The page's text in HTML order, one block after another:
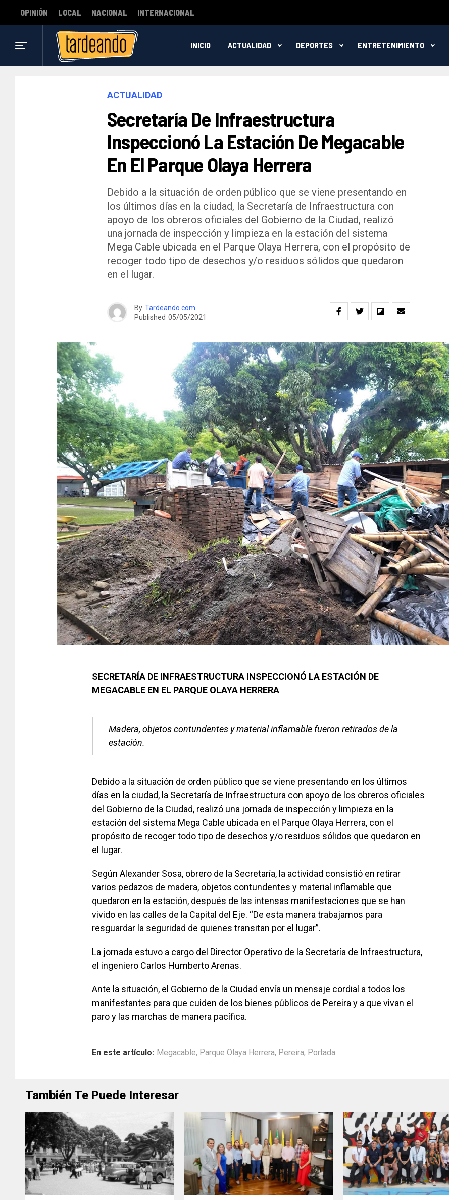
OPINIÓN LOCAL NACIONAL INTERNACIONAL
INICIO ACTUALIDAD DEPORTES ENTRETENIMIENTO
ACTUALIDAD
Secretaría De Infraestructura
Inspeccionó La Estación De Megacable
En El Parque Olaya Herrera
Debido a la situación de orden público que se viene presentando en
los últimos días en la ciudad, la Secretaría de Infraestructura con
apoyo de los obreros oficiales del Gobierno de la Ciudad, realizó
una jornada de inspección y limpieza en la estación del sistema
Mega Cable ubicada en el Parque Olaya Herrera, con el propósito de
recoger todo tipo de desechos y/o residuos sólidos que quedaron
en el lugar.
By Tardeando.com
Published 05/05/2021
SECRETARÍA DE INFRAESTRUCTURA INSPECCIONÓ LA ESTACIÓN DE
MEGACABLE EN EL PARQUE OLAYA HERRERA
Madera, objetos contundentes y material inflamable fueron retirados de la
estación.
Debido a la situación de orden público que se viene presentando en los últimos
días en la ciudad, la Secretaría de Infraestructura con apoyo de los obreros oficiales
del Gobierno de la Ciudad, realizó una jornada de inspección y limpieza en la
estación del sistema Mega Cable ubicada en el Parque Olaya Herrera, con el
propósito de recoger todo tipo de desechos y/o residuos sólidos que quedaron en
el lugar.
Según Alexander Sosa, obrero de la Secretaría, la actividad consistió en retirar
varios pedazos de madera, objetos contundentes y material inflamable que
quedaron en la estación, después de las intensas manifestaciones que se han
vivido en las calles de la Capital del Eje. “De esta manera trabajamos para
resguardar la seguridad de quienes transitan por el lugar”.
La jornada estuvo a cargo del Director Operativo de la Secretaría de Infraestructura,
el ingeniero Carlos Humberto Arenas.
Ante la situación, el Gobierno de la Ciudad envía un mensaje cordial a todos los
manifestantes para que cuiden de los bienes públicos de Pereira y a que vivan el
paro y las marchas de manera pacífica.
En este artículo: Megacable, Parque Olaya Herrera, Pereira, Portada
También Te Puede Interesar